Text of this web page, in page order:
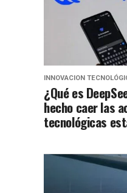
INNOVACION
¿Qué es
hecho caer las
tecnológicas